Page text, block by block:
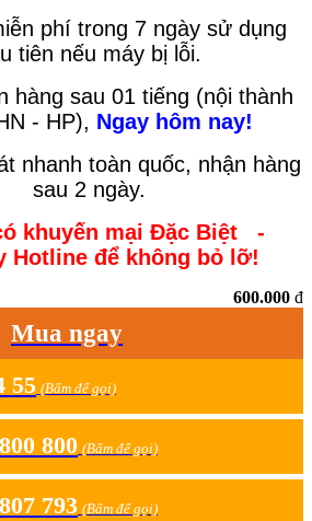
phí trong 7 ngày sử dụng
tiên nếu máy bị lỗi.
hàng sau 01 tiếng (nội thành
- HP), Ngay hôm nay!
nhanh toàn quốc, nhận hàng
sau 2 ngày.
khuyến mại Đặc Biệt -
Hotline để không bỏ lỡ!
600.000 đ
Mua ngay
55 (Bấm để gọi)
800 (Bấm để gọi)
793 (Bấm để gọi)